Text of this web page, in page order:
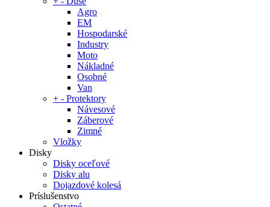
Agro
EM
Hospodarské
Industry
Moto
Nákladné
Osobné
Van
+ - Protektory
Návesové
Záberové
Zimné
Vložky
Disky
Disky oceľové
Disky alu
Dojazdové kolesá
Príslušenstvo